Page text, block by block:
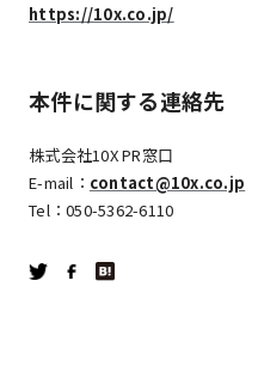
https://10x.co.jp/
本件に関する連絡先
株式会社10X PR窓口
E-mail： contact@10x.co.jp
Tel：050-5362-6110